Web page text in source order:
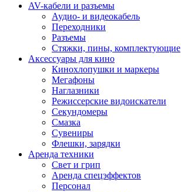
AV-кабели и разъемы
Аудио- и видеокабель
Переходники
Разъемы
Стяжки, пины, комплектующие
Аксессуары для кино
Кинохлопушки и маркеры
Мегафоны
Наглазники
Режиссерские видоискатели
Секундомеры
Смазка
Сувениры
Флешки, зарядки
Аренда техники
Свет и грип
Аренда спецэффектов
Персонал